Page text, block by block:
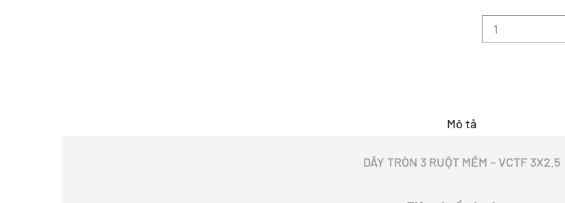
Mô tả
DÂY TRÒN 3 RUỘT MỀM – VCTF 3X2.5